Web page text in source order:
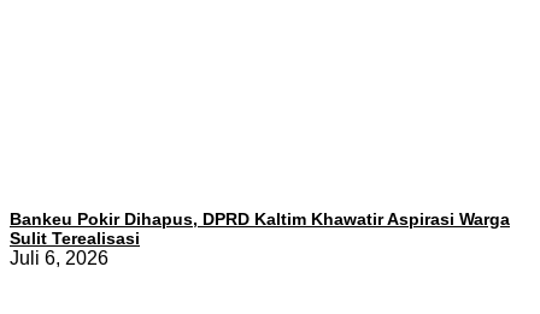
Bankeu Pokir Dihapus, DPRD Kaltim Khawatir Aspirasi Warga
Sulit Terealisasi
Juli 6, 2026